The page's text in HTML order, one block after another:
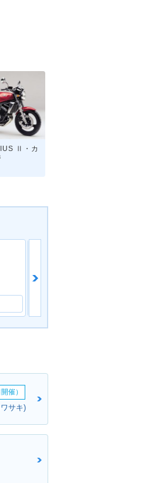
Ⅱ・カ
催）
サキ)